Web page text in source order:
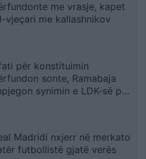
me vrasje, kapet
vjeçari me kallashnikov
për konstituimin
sonte, Ramabaja
synimin e LDK-së për
Madridi nxjerr në merkato
futbollistë gjatë verës